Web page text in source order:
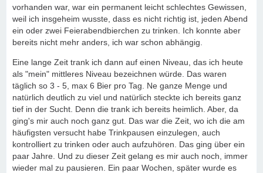
vorhanden war, war ein permanent leicht schlechtes Gewissen,
weil ich insgeheim wusste, dass es nicht richtig ist, jeden Abend
ein oder zwei Feierabendbierchen zu trinken. Ich konnte aber
bereits nicht mehr anders, ich war schon abhängig.
Eine lange Zeit trank ich dann auf einen Niveau, das ich heute
als "mein" mittleres Niveau bezeichnen würde. Das waren
täglich so 3 - 5, max 6 Bier pro Tag. Ne ganze Menge und
natürlich deutlich zu viel und natürlich steckte ich bereits ganz
tief in der Sucht. Denn die trank ich bereits heimlich. Aber, da
ging's mir auch noch ganz gut. Das war die Zeit, wo ich die am
häufigsten versucht habe Trinkpausen einzulegen, auch
kontrolliert zu trinken oder auch aufzuhören. Das ging über ein
paar Jahre. Und zu dieser Zeit gelang es mir auch noch, immer
wieder mal zu pausieren. Ein paar Wochen, später wurde es